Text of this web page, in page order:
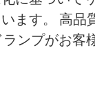
ます。 高品
ランプがお